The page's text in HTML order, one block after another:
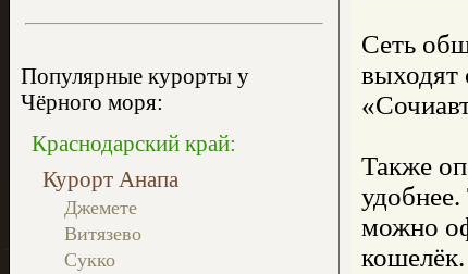
Популярные курорты у
Чёрного моря:
Краснодарский край:
Курорт Анапа
Джемете
Витязево
Сукко
Сеть
выходят
Также
можно